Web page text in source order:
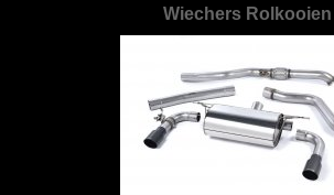
Wiechers Rolkooien